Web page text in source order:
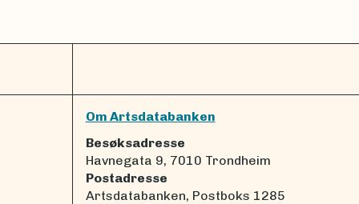
Om Artsdatabanken
Besøksadresse
Havnegata 9, 7010 Trondheim
Postadresse
Artsdatabanken, Postboks 1285